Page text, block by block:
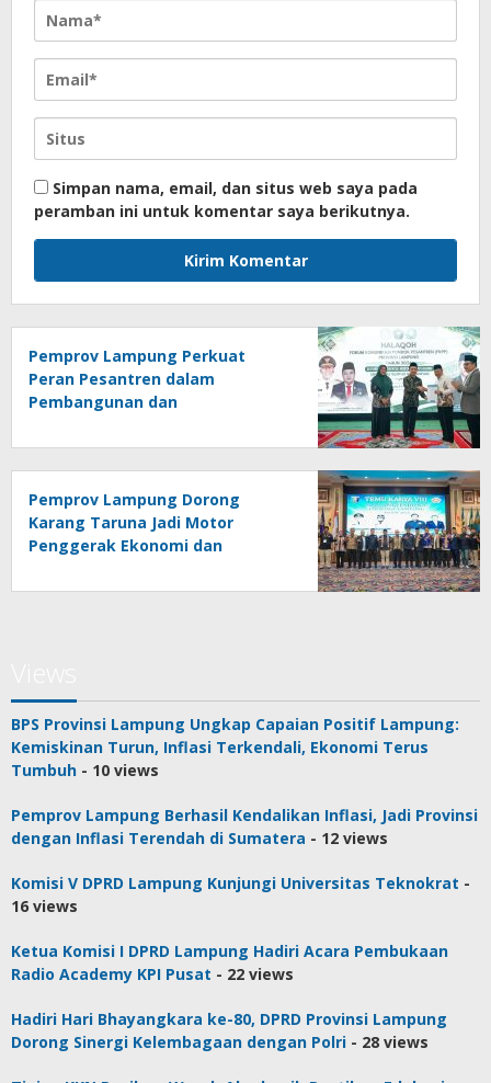
Simpan nama, email, dan situs web saya pada
peramban ini untuk komentar saya berikutnya.
Pemprov Lampung Perkuat
Peran Pesantren dalam
Pembangunan dan
Pemprov Lampung Dorong
Karang Taruna Jadi Motor
Penggerak Ekonomi dan
BPS Provinsi Lampung Ungkap Capaian Positif Lampung:
Kemiskinan Turun, Inflasi Terkendali, Ekonomi Terus
Tumbuh - 10 views
Pemprov Lampung Berhasil Kendalikan Inflasi, Jadi Provinsi
dengan Inflasi Terendah di Sumatera - 12 views
Komisi V DPRD Lampung Kunjungi Universitas Teknokrat -
16 views
Ketua Komisi I DPRD Lampung Hadiri Acara Pembukaan
Radio Academy KPI Pusat - 22 views
Hadiri Hari Bhayangkara ke-80, DPRD Provinsi Lampung
Dorong Sinergi Kelembagaan dengan Polri - 28 views